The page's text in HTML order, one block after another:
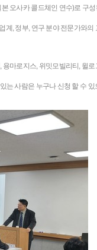
오사카 콜드체인 연수)로
, 정부, 연구 분야 전문가와
마로지스, 위밋모빌리티,
사람은 누구나 신청 할 수